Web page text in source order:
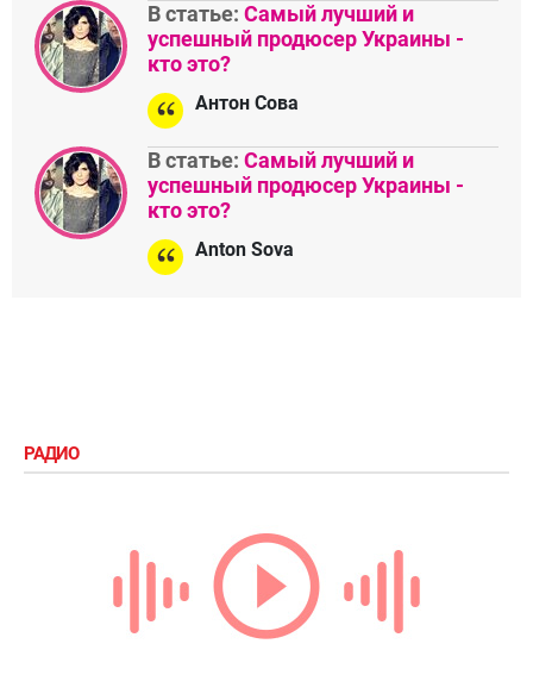
В статье: Самый лучший и
успешный продюсер Украины -
кто это?
Антон Сова
В статье: Самый лучший и
успешный продюсер Украины -
кто это?
Anton Sova
РАДИО